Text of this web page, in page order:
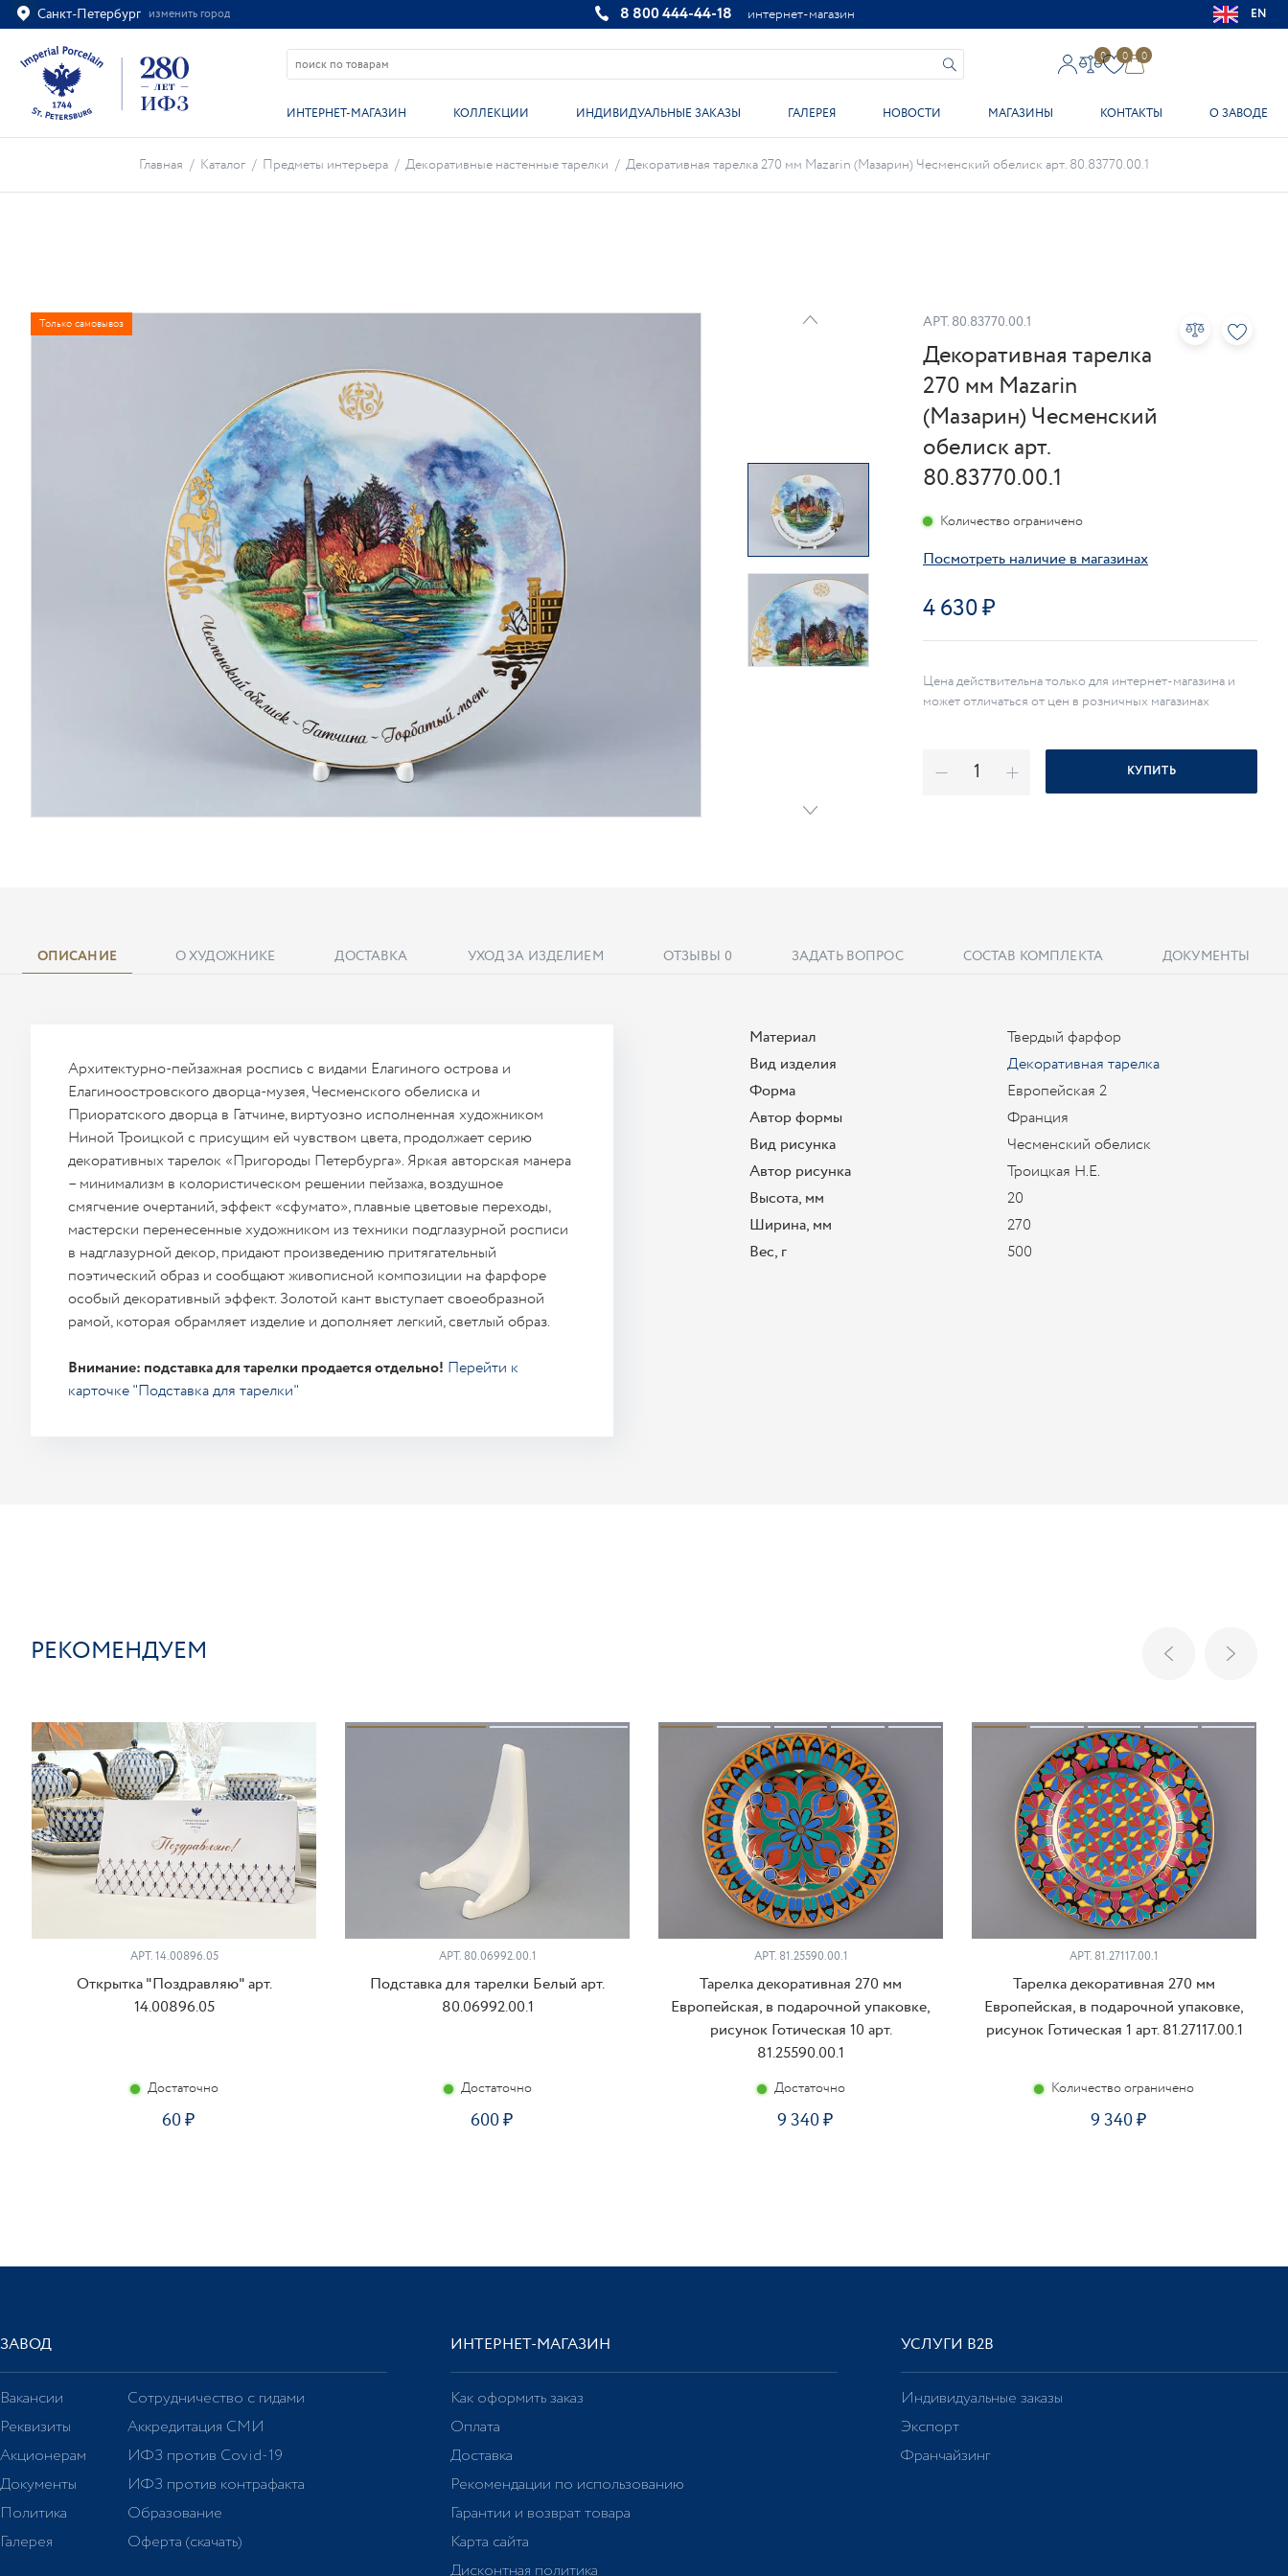
Санкт-Петербург изменить город
Ваш город Санкт-Петербург?
ВСЁ ВЕРНО ИЗМЕНИТЬ
8 800 444-44-18 интернет-магазин EN
0 0 0
ИНТЕРНЕТ-МАГАЗИН КОЛЛЕКЦИИ ИНДИВИДУАЛЬНЫЕ ЗАКАЗЫ ГАЛЕРЕЯ НОВОСТИ МАГАЗИНЫ КОНТАКТЫ О ЗАВОДЕ
Главная / Каталог / Предметы интерьера / Декоративные настенные тарелки / Декоративная тарелка 270 мм Mazarin (Мазарин) Чесменский обелиск арт. 80.83770.00.1
Только самовывоз АРТ. 80.83770.00.1
Декоративная тарелка
270 мм Mazarin
(Мазарин) Чесменский
обелиск арт.
80.83770.00.1
4 630
Посмотреть наличие в магазинах
Количество ограничено
Цена действительна только для интернет-магазина и
может отличаться от цен в розничных магазинах
КУПИТЬ
ОПИСАНИЕ О ХУДОЖНИКЕ ДОСТАВКА УХОД ЗА ИЗДЕЛИЕМ ОТЗЫВЫ 0 ЗАДАТЬ ВОПРОС СОСТАВ КОМПЛЕКТА ДОКУМЕНТЫ
Архитектурно-пейзажная роспись с видами Елагиного острова и
Елагиноостровского дворца-музея, Чесменского обелиска и
Приоратского дворца в Гатчине, виртуозно исполненная художником
Ниной Троицкой с присущим ей чувством цвета, продолжает серию
декоративных тарелок «Пригороды Петербурга». Яркая авторская манера
– минимализм в колористическом решении пейзажа, воздушное
смягчение очертаний, эффект «сфумато», плавные цветовые переходы,
мастерски перенесенные художником из техники подглазурной росписи
в надглазурной декор, придают произведению притягательный
поэтический образ и сообщают живописной композиции на фарфоре
особый декоративный эффект. Золотой кант выступает своеобразной
рамой, которая обрамляет изделие и дополняет легкий, светлый образ.
Внимание: подставка для тарелки продается отдельно! Перейти к
карточке "Подставка для тарелки"
Материал
Твердый фарфор
Вид изделия
Декоративная тарелка
Форма
Европейская 2
Автор формы
Франция
Вид рисунка
Чесменский обелиск
Автор рисунка
Троицкая Н.Е.
Высота, мм
20
Ширина, мм
270
Вес, г
500
РЕКОМЕНДУЕМ
АРТ. 14.00896.05
Открытка "Поздравляю" арт.
14.00896.05
Достаточно
60
АРТ. 80.06992.00.1
Подставка для тарелки Белый арт.
80.06992.00.1
Достаточно
600
АРТ. 81.25590.00.1
Тарелка декоративная 270 мм
Европейская, в подарочной упаковке,
рисунок Готическая 10 арт.
81.25590.00.1
Достаточно
9 340
АРТ. 81.27117.00.1
Тарелка декоративная 270 мм
Европейская, в подарочной упаковке,
рисунок Готическая 1 арт. 81.27117.00.1
Количество ограничено
9 340
ЗАВОД
Вакансии
Реквизиты
Акционерам
Документы
Политика
Галерея
Сотрудничество с гидами
Аккредитация СМИ
ИФЗ против Covid-19
ИФЗ против контрафакта
Образование
Оферта (скачать)
ИНТЕРНЕТ-МАГАЗИН
Как оформить заказ
Оплата
Доставка
Рекомендации по использованию
Гарантии и возврат товара
Карта сайта
Дисконтная политика
УСЛУГИ В2В
Индивидуальные заказы
Экспорт
Франчайзинг